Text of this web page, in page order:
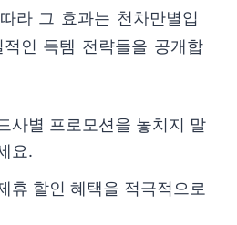
라 그 효과는 천차만별입
인 득템 전략들을 공개합
사별 프로모션을 놓치지 말
요.
휴 할인 혜택을 적극적으로